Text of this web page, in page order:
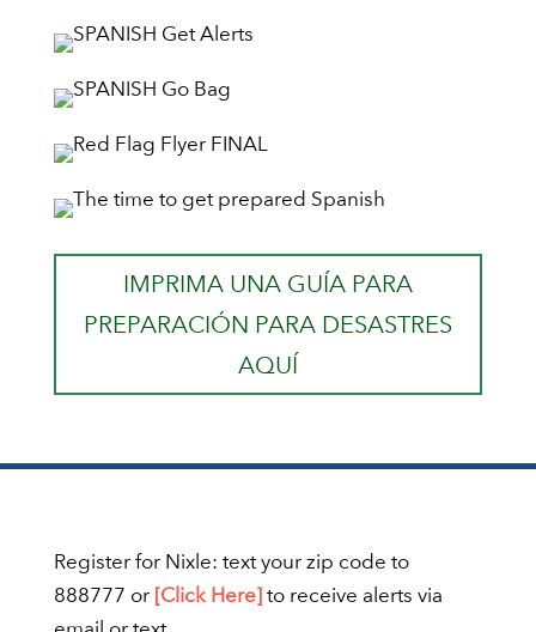
IMPRIMA UNA GUÍA PARA
PREPARACIÓN PARA DESASTRES
AQUÍ
Register for Nixle: text your zip code to
888777 or [Click Here] to receive alerts via